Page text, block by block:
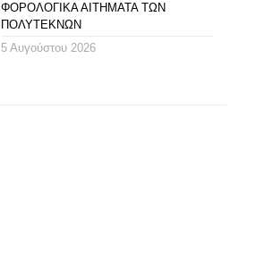
ΦΟΡΟΛΟΓΙΚΑ ΑΙΤΗΜΑΤΑ ΤΩΝ
ΠΟΛΥΤΕΚΝΩΝ
5 Αυγούστου 2026